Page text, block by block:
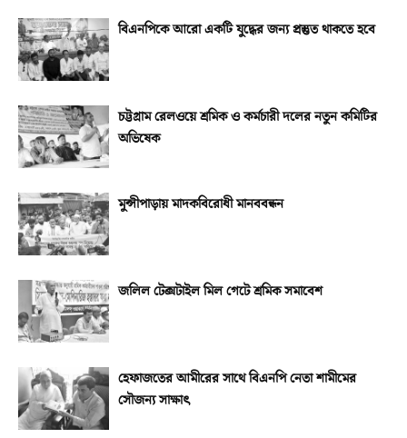
বিএনপিকে আরো একটি যুদ্ধের জন্য প্রস্তুত থাকতে হবে
চট্টগ্রাম রেলওয়ে শ্রমিক ও কর্মচারী দলের নতুন কমিটির
অভিষেক
মুন্সীপাড়ায় মাদকবিরোধী মানববন্ধন
জলিল টেক্সটাইল মিল গেটে শ্রমিক সমাবেশ
হেফাজতের আমীরের সাথে বিএনপি নেতা শামীমের
সৌজন্য সাক্ষাৎ